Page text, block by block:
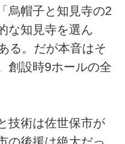
烏帽子と知見寺の2
な知見寺を選ん
る。だが本音はそ
創設時9ホールの全
技術は佐世保市が